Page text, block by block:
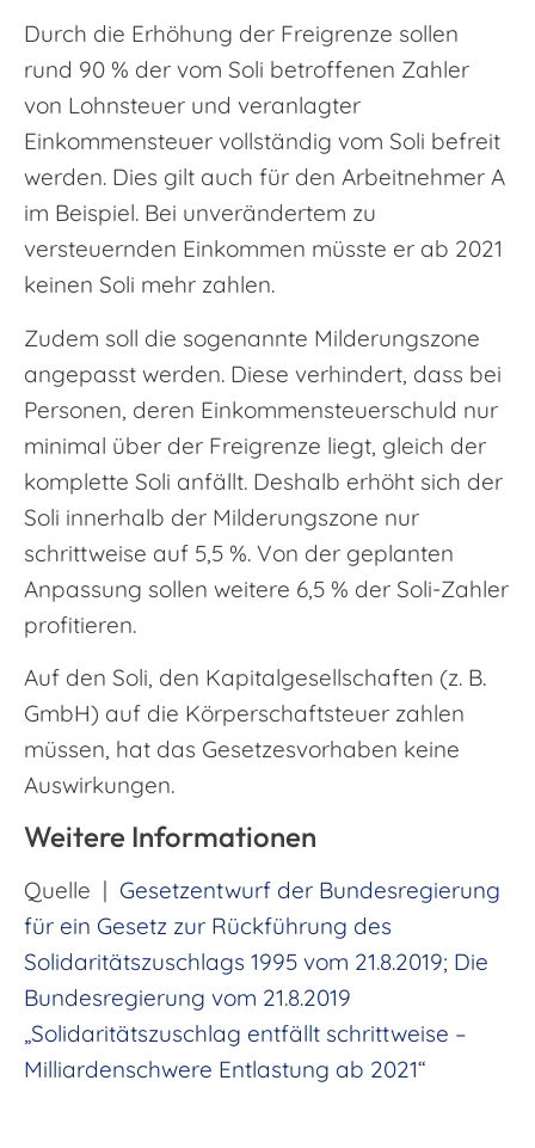
Durch die Erhöhung der Freigrenze sollen
rund 90 % der vom Soli betroffenen Zahler
von Lohnsteuer und veranlagter
Einkommensteuer vollständig vom Soli befreit
werden. Dies gilt auch für den Arbeitnehmer A
im Beispiel. Bei unverändertem zu
versteuernden Einkommen müsste er ab 2021
keinen Soli mehr zahlen.
Zudem soll die sogenannte Milderungszone
angepasst werden. Diese verhindert, dass bei
Personen, deren Einkommensteuerschuld nur
minimal über der Freigrenze liegt, gleich der
komplette Soli anfällt. Deshalb erhöht sich der
Soli innerhalb der Milderungszone nur
schrittweise auf 5,5 %. Von der geplanten
Anpassung sollen weitere 6,5 % der Soli-Zahler
profitieren.
Auf den Soli, den Kapitalgesellschaften (z. B.
GmbH) auf die Körperschaftsteuer zahlen
müssen, hat das Gesetzesvorhaben keine
Auswirkungen.
Weitere Informationen
Quelle | Gesetzentwurf der Bundesregierung
für ein Gesetz zur Rückführung des
Solidaritätszuschlags 1995 vom 21.8.2019; Die
Bundesregierung vom 21.8.2019
„Solidaritätszuschlag entfällt schrittweise –
Milliardenschwere Entlastung ab 2021“